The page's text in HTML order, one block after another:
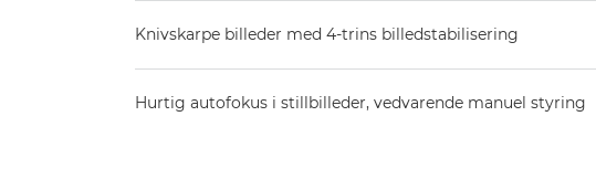
Knivskarpe billeder med 4-trins billedstabilisering
Hurtig autofokus i stillbilleder, vedvarende manuel styring